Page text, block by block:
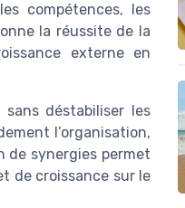
compétences, les
la réussite de la
externe en
sans déstabiliser les
l’organisation,
de synergies permet
de croissance sur le